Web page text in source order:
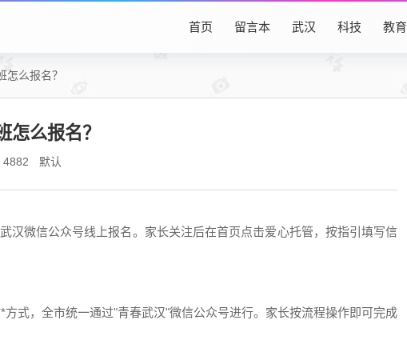
首页 留言本 武汉 科技 教育
么报名？
怎么报名？
4882 默认
汉微信公众号线上报名。家长关注后在首页点击爱心托管，按指引填写信
，全市统一通过"青春武汉"微信公众号进行。家长按流程操作即可完成